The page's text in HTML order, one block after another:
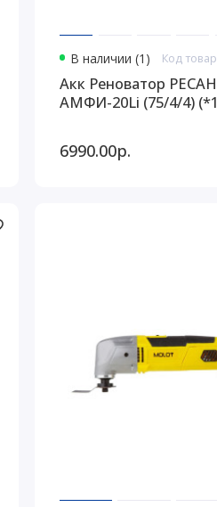
В наличии (1) Код
Акк Реноватор
АМФИ-20Li (75/4/4)
6990.00р.